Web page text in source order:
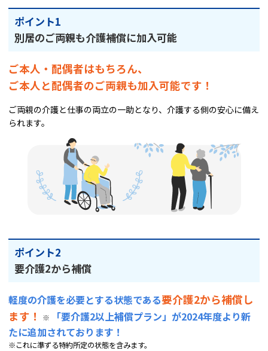
ポイント1
別居のご両親も介護補償に加入可能
ご本人・配偶者はもちろん、
ご本人と配偶者のご両親も加入可能です！
ご両親の介護と仕事の両立の一助となり、介護する側の安心に備え
られます。
ポイント2
要介護2から補償
軽度の介護を必要とする状態である要介護2から補償し
ます！
※
「要介護2以上補償プラン」が2024年度より新
たに追加されております！
※これに準ずる特約所定の状態を含みます。